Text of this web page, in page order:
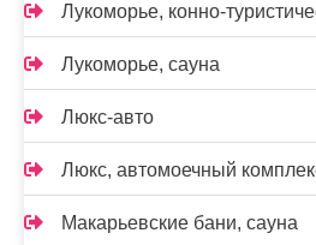
Лукоморье, конно-
Лукоморье, сауна
Люкс-авто
Люкс, автомоечный
Макарьевские бани, сауна